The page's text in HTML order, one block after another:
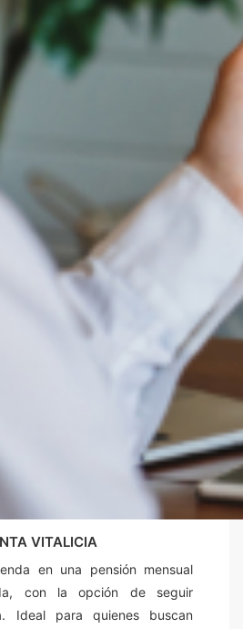
VITALICIA
en una pensión mensual
con la opción de seguir
Ideal para quienes buscan